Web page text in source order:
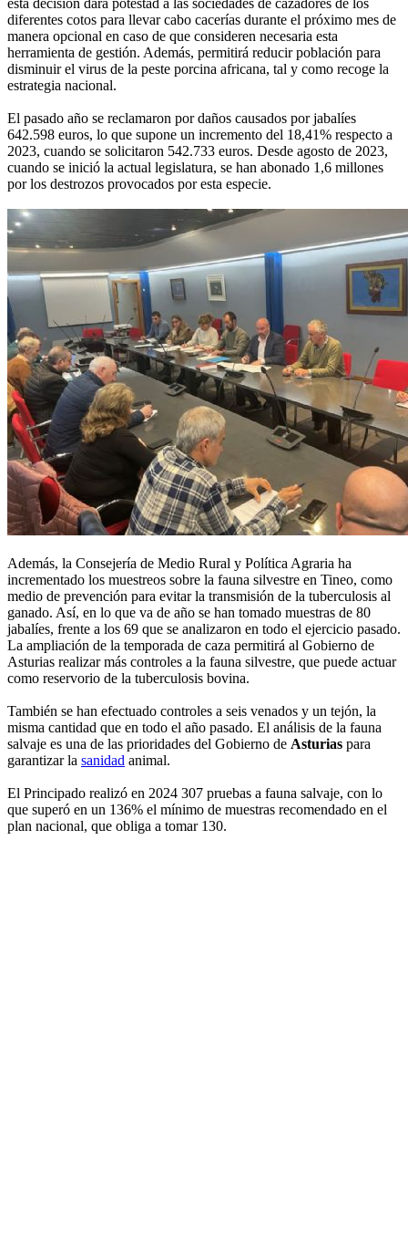
esta decisión dará potestad a las sociedades de cazadores de los
diferentes cotos para llevar cabo cacerías durante el próximo mes de
manera opcional en caso de que consideren necesaria esta
herramienta de gestión. Además, permitirá reducir población para
disminuir el virus de la peste porcina africana, tal y como recoge la
estrategia nacional.
El pasado año se reclamaron por daños causados por jabalíes
642.598 euros, lo que supone un incremento del 18,41% respecto a
2023, cuando se solicitaron 542.733 euros. Desde agosto de 2023,
cuando se inició la actual legislatura, se han abonado 1,6 millones
por los destrozos provocados por esta especie.
Además, la Consejería de Medio Rural y Política Agraria ha
incrementado los muestreos sobre la fauna silvestre en Tineo, como
medio de prevención para evitar la transmisión de la tuberculosis al
ganado. Así, en lo que va de año se han tomado muestras de 80
jabalíes, frente a los 69 que se analizaron en todo el ejercicio pasado.
La ampliación de la temporada de caza permitirá al Gobierno de
Asturias realizar más controles a la fauna silvestre, que puede actuar
como reservorio de la tuberculosis bovina.
También se han efectuado controles a seis venados y un tejón, la
misma cantidad que en todo el año pasado. El análisis de la fauna
salvaje es una de las prioridades del Gobierno de Asturias para
garantizar la sanidad animal.
El Principado realizó en 2024 307 pruebas a fauna salvaje, con lo
que superó en un 136% el mínimo de muestras recomendado en el
plan nacional, que obliga a tomar 130.